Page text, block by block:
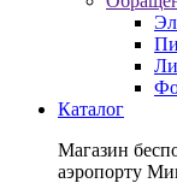
Каталог
Магазин
аэропорту